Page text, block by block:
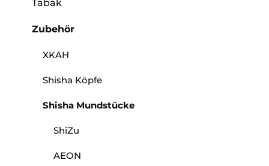
Tabak
Zubehör
XKAH
Shisha Köpfe
Shisha Mundstücke
ShiZu
AEON